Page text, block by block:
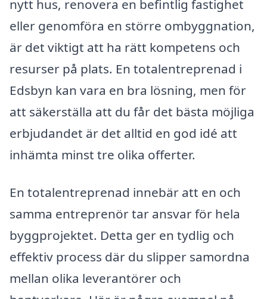
nytt hus, renovera en befintlig fastighet
eller genomföra en större ombyggnation,
är det viktigt att ha rätt kompetens och
resurser på plats. En totalentreprenad i
Edsbyn kan vara en bra lösning, men för
att säkerställa att du får det bästa möjliga
erbjudandet är det alltid en god idé att
inhämta minst tre olika offerter.
En totalentreprenad innebär att en och
samma entreprenör tar ansvar för hela
byggprojektet. Detta ger en tydlig och
effektiv process där du slipper samordna
mellan olika leverantörer och